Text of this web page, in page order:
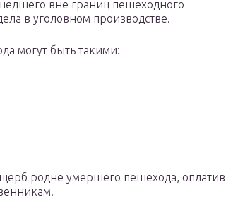
вне границ пешеходного
в уголовном производстве.
могут быть такими:
родне умершего пешехода, оплатив